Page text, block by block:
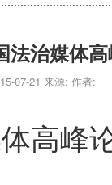
法治媒体
07-21 来源: 作者:
高峰